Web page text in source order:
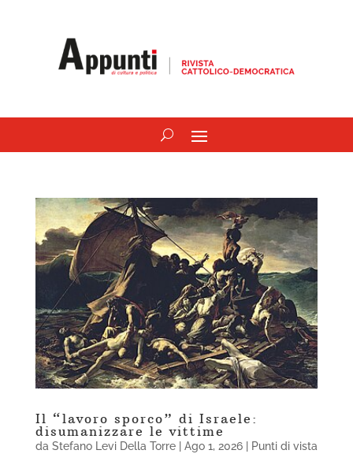
Il “lavoro sporco” di Israele:
disumanizzare le vittime
da Stefano Levi Della Torre| Ago 1, 2026| Punti di vista